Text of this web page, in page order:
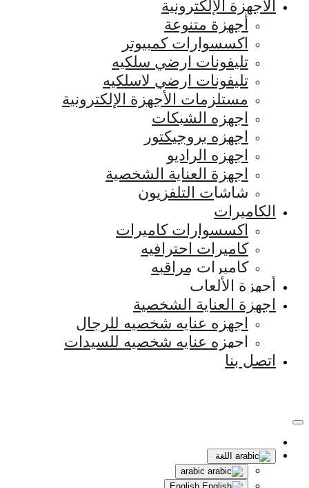
الأجهزة الإلكترونية
أجهزة متنوعة
اكسسوارات كمبيوتر
تليفونات ارضي سلكيه
تليفونات ارضي لاسلكيه
مستلزمات الأجهزة الإلكترونية
اجهزه الشبكات
اجهزه بروجيكتور
اجهزه الراديو
اجهزة العناية الشخصية
شاشات التلفزيون
الكاميرات
اكسسوارات كاميرات
كاميرات احترافيه
كاميرات مراقبه
أجهزة الألعاب
اجهزة العناية الشخصية
اجهزه عنايه شخصيه للرجال
اجهزه عنايه شخصيه للسيدات
اتصل بنا
اللغة